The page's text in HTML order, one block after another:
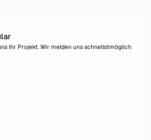
Ihr Projekt. Wir melden uns schnellstmöglich